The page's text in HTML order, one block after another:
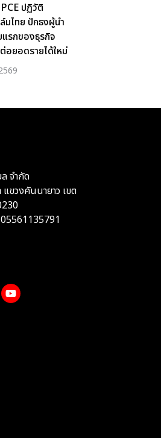
ปฏิวัติ
มไทย ปักธงผู้นำ
รกของธุรกิจ
อยอดรายได้ใหม่
จำกัด
ขวงคันนายาว เขต